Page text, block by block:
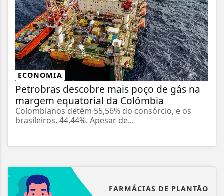
ECONOMIA
Petrobras descobre mais poço de gás na
margem equatorial da Colômbia
Colombianos detêm 55,56% do consórcio, e os
brasileiros, 44,44%. Apesar de...
FARMÁCIAS DE PLANTÃO